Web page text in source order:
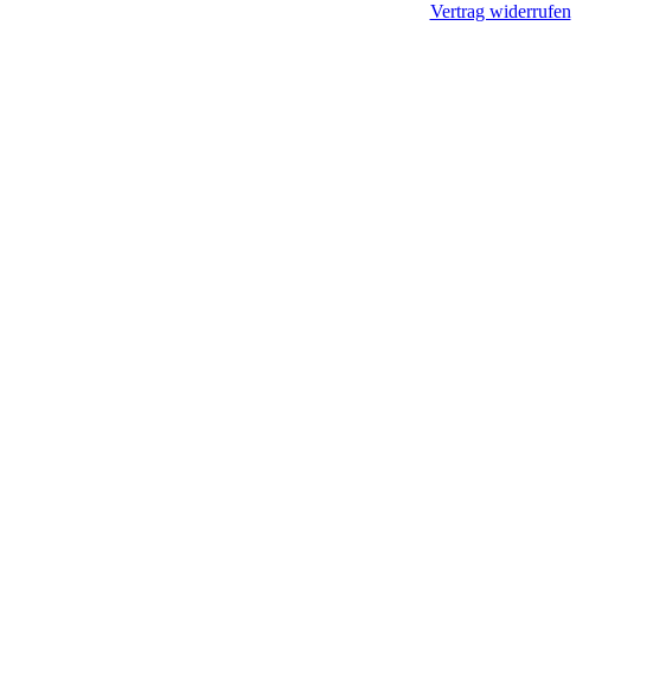
Vertrag widerrufen